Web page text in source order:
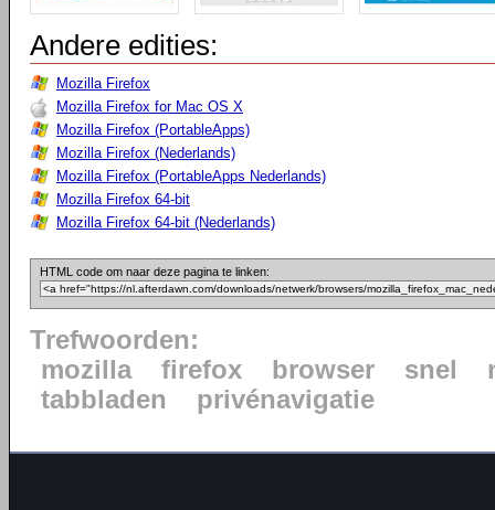
Andere edities:
Mozilla Firefox
Mozilla Firefox for Mac OS X
Mozilla Firefox (PortableApps)
Mozilla Firefox (Nederlands)
Mozilla Firefox (PortableApps Nederlands)
Mozilla Firefox 64-bit
Mozilla Firefox 64-bit (Nederlands)
HTML code om naar deze pagina te linken:
Trefwoorden:
mozilla
firefox browser snel
tabbladen
privénavigatie